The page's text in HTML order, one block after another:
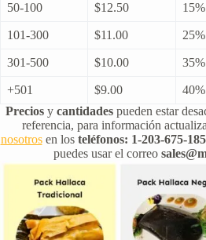
50-100 $12.50 15%
101-300 $11.00 25%
301-500 $10.00 35%
+501 $9.00 40%
Precios y cantidades pueden estar
referencia, para información
nosotrosen los teléfonos: 1-203-675-
puedes usar el correo